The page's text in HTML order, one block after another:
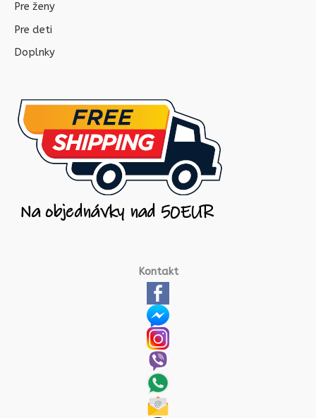
Pre ženy
Pre deti
Doplnky
Kontakt